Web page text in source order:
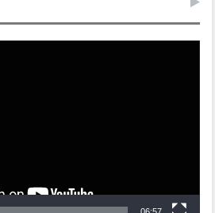
06:57